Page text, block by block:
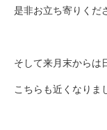
是非お立ち寄りくだ
そして来月末からは
こちらも近くなりま